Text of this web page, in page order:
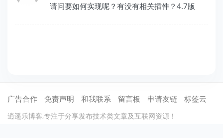
请问要如何实现呢？有没有相关插件？4.7版
广告合作 免责声明 和我联系 留言板 申请友链 标签云
逍遥乐博客,专注于分享发布技术类文章及互联网资源！